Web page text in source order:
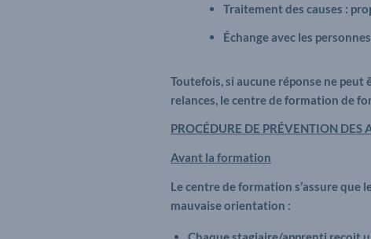
Traitement des causes :
Échange avec les
Toutefois, si aucune réponse ne peut
relances, le centre de formation de
PROCÉDURE DE PRÉVENTION DES
Avant la formation
Le centre de formation s’assure que
mauvaise orientation :